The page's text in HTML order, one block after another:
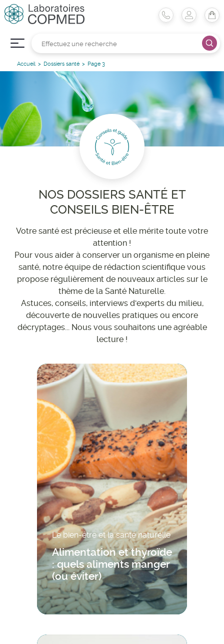
Accueil Dossiers santé Page 3
NOS DOSSIERS SANTÉ ET
CONSEILS BIEN-ÊTRE
Votre santé est précieuse et elle mérite toute votre
attention !
Pour vous aider à conserver un organisme en pleine
santé, notre équipe de rédaction scientifique vous
propose régulièrement de nouveaux articles sur le
thème de la Santé Naturelle.
Astuces, conseils, interviews d'experts du milieu,
découverte de nouvelles pratiques ou encore
décryptages... Nous vous souhaitons une agréable
lecture !
Le bien-être et la santé naturelle
Alimentation et thyroïde
: quels aliments manger
(ou éviter)